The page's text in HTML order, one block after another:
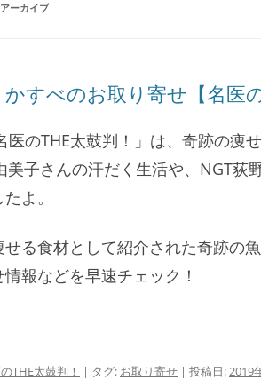
レシピ 銀座～有楽町～新橋
ーカイブ
すべのお取り寄せ【名医の
医のTHE太鼓判！」は、奇跡の痩
美子さんの汗だく生活や、NGT荻
よ。
る食材として紹介された奇跡の
報などを早速チェック！
THE太鼓判！ | タグ: お取り寄せ | 投稿日:2019